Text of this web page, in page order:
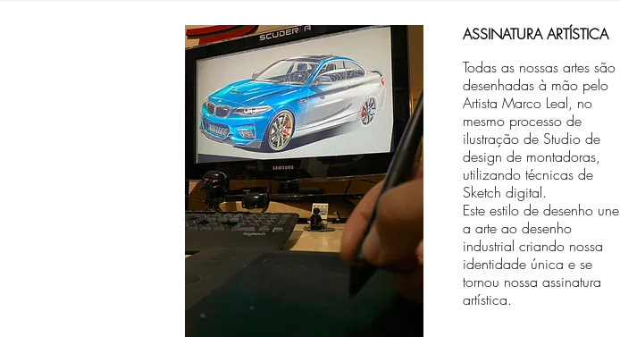
ASSINATURA ARTÍSTICA
Todas as nossas artes são
desenhadas à mão pelo
Artista Marco Leal, no
mesmo processo de
ilustração de Studio de
design de montadoras,
utilizando técnicas de
Sketch digital.
Este estilo de desenho une
a arte ao desenho
industrial criando nossa
identidade única e se
tornou nossa assinatura
artística.